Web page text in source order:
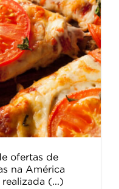
ofertas de
na América
(...)